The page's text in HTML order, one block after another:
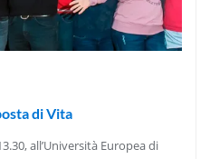
di Vita
all’Università Europea di